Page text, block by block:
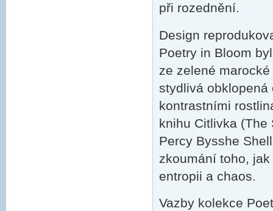
při rozednění.
Design
Poetry in Bloom
ze zelené
stydlivá
kontrastními
knihu Citlivka (The
Percy Bysshe
zkoumání toho,
entropii a chaos.
Vazby kolekce